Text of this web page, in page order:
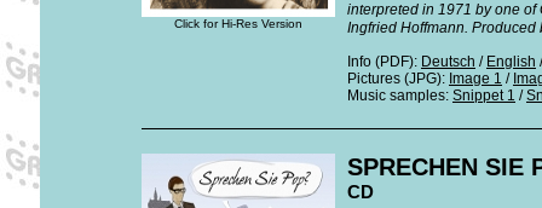
Click for Hi-Res Version
interpreted in 1971 by one
Ingfried Hoffmann. Produced
Info (PDF): Deutsch / English
Pictures (JPG): Image 1 /
Music samples: Snippet 1 /
SPRECHEN SIE
CD